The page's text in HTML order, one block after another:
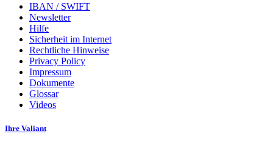
IBAN / SWIFT
Newsletter
Hilfe
Sicherheit im Internet
Rechtliche Hinweise
Privacy Policy
Impressum
Dokumente
Glossar
Videos
Ihre Valiant